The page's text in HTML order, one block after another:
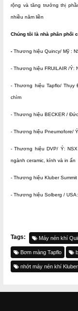
rộng và tăng trưởng thị
nhiều năm liền
Chúng tôi là nhà phân phối
- Thương hiệu Quincy/ Mỹ :
- Thương hiệu FRUILAIR /Ý:
- Thương hiệu Tapflo/ Thụy
chìm
- Thương hiệu BECKER /
- Thương hiệu Pneumofore/
- Thương hiệu DVP/ Ý:
ngành ceramic, kính và in ấn
- Thương hiệu Kluber
- Thương hiệu Solberg /
Tags: Máy nén khí
Bơm màng Tapflo
nhớt máy nén khí